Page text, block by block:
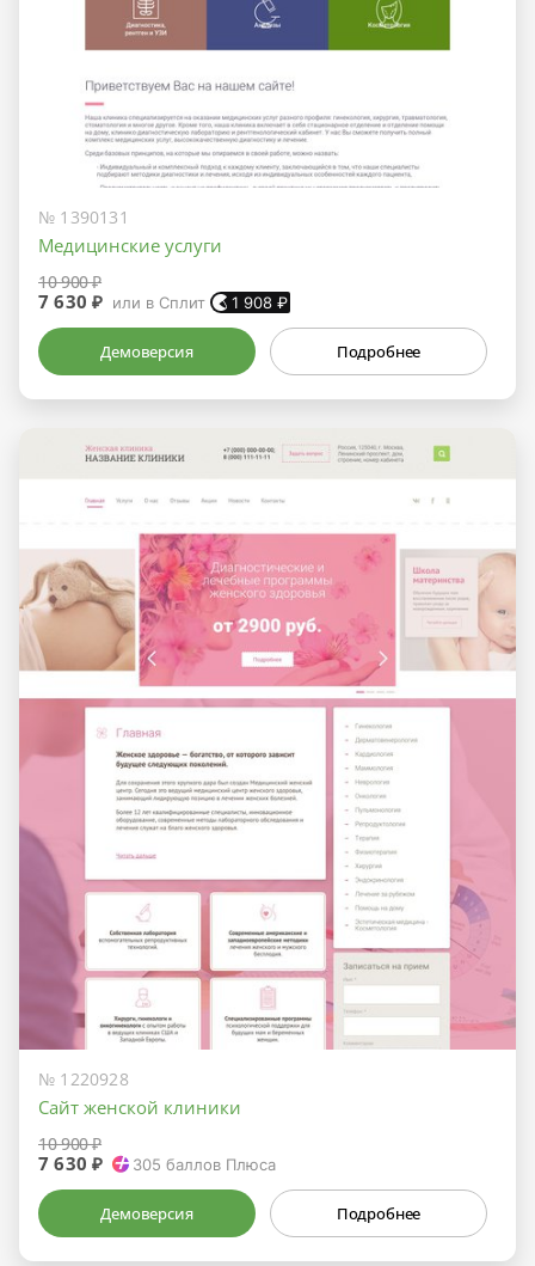
№ 1390131
Медицинские услуги
10 900 ₽
7 630 ₽ или в Сплит 1 908 ₽
Демоверсия Подробнее
№ 1220928
Сайт женской клиники
10 900 ₽
7 630 ₽ 305 баллов Плюса
Демоверсия Подробнее